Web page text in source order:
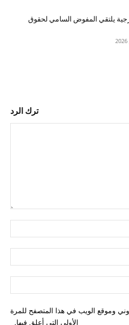
يلتقي المفوض السامي لحقوق
ترك الرد
وموقع الويب في هذا المتصفح للمرة
الأولى التي أعلق فيها.